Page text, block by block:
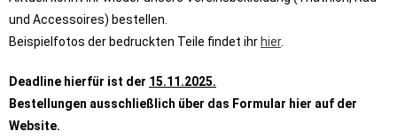
und Accessoires) bestellen.
Beispielfotos der bedruckten Teile findet ihr hier.
Deadline hierfür ist der 15.11.2025.
Bestellungen ausschließlich über das Formular hier auf der
Website.